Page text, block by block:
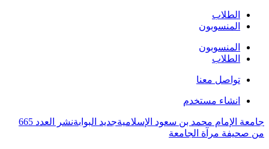
الطلاب
المنسوبون
المنسوبون
الطلاب
تواصل معنا
انشاء مستخدم
جامعة الإمام محمد بن سعود الإسلاميةجديد البوابة
نشر العدد 665
من صحيفة مرآة الجامعة